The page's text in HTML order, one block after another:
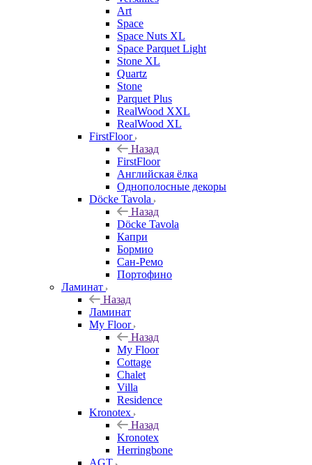
Art
Space
Space Nuts XL
Space Parquet Light
Stone XL
Quartz
Stone
Parquet Plus
RealWood XXL
RealWood XL
FirstFloor
Назад
FirstFloor
Английская ёлка
Однополосные декоры
Döcke Tavola
Назад
Döcke Tavola
Капри
Бормио
Сан-Ремо
Портофино
Ламинат
Назад
Ламинат
My Floor
Назад
My Floor
Cottage
Chalet
Villa
Residence
Kronotex
Назад
Kronotex
Herringbone
AGT